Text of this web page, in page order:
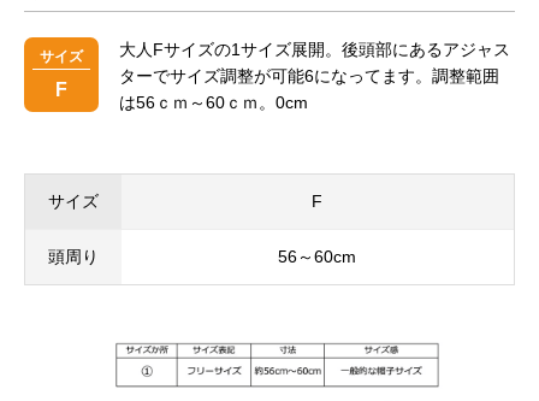
サイズ
F
大人Fサイズの1サイズ展開。後頭部にあるアジャス
ターでサイズ調整が可能6になってます。調整範囲
は56ｃｍ～60ｃｍ。0cm
サイズ F
頭周り 56～60cm